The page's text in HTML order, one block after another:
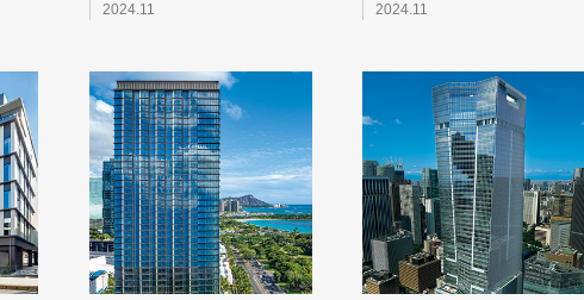
2024.11 2024.11